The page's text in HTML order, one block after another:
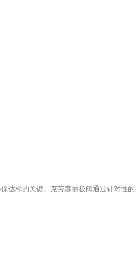
达标的关键。克劳森插板阀通过针对性